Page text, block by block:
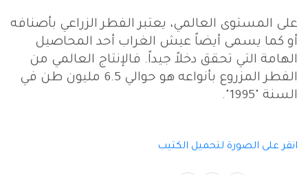
على المستوى العالمي، يعتبر الفطر الزراعي بأصنافه
أو كما يسمى أيضاً عيش الغراب أحد المحاصيل
الهامة التي تحقق دخلاً جيداً. فالإنتاج العالمي من
الفطر المزروع بأنواعه هو حوالي 6.5 مليون طن في
السنة "1995".
انقر على الصورة لتحميل الكتيب